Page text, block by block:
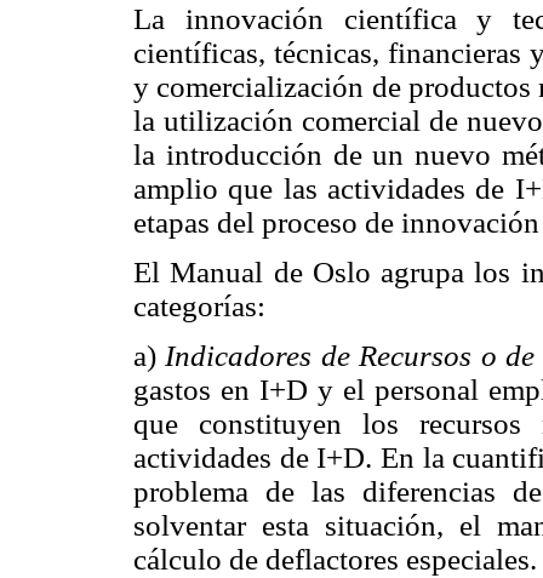
La innovación científica y
científicas, técnicas, financieras
y comercialización de productos
la utilización comercial de
la introducción de un nuevo
amplio que las actividades de
etapas del proceso de
El Manual de Oslo agrupa los
categorías:
a) Indicadores de Recursos o
gastos en I+D y el personal
que constituyen los
actividades de I+D. En la
problema de las diferencias
solventar esta situación, el
cálculo de deflactores especiales.